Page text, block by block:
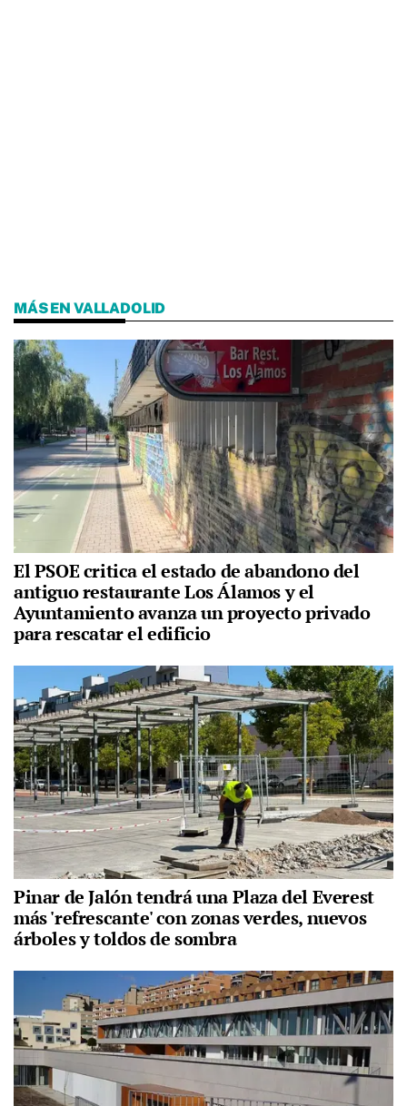
MÁS EN VALLADOLID
El PSOE critica el estado de abandono del
antiguo restaurante Los Álamos y el
Ayuntamiento avanza un proyecto privado
para rescatar el edificio
Pinar de Jalón tendrá una Plaza del Everest
más 'refrescante' con zonas verdes, nuevos
árboles y toldos de sombra